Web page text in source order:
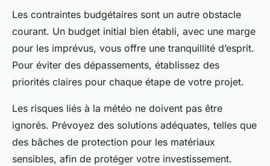
Les contraintes budgétaires sont un autre obstacle
courant. Un budget initial bien établi, avec une marge
pour les imprévus, vous offre une tranquillité d’esprit.
Pour éviter des dépassements, établissez des
priorités claires pour chaque étape de votre projet.
Les risques liés à la météo ne doivent pas être
ignorés. Prévoyez des solutions adéquates, telles que
des bâches de protection pour les matériaux
sensibles, afin de protéger votre investissement.